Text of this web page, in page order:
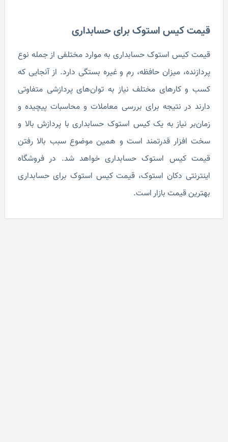
قیمت کیس استوک برای حسابداری
قیمت کیس استوک حسابداری به موارد مختلفی از جمله نوع
پردازنده، میزان حافظه، رم و غیره بستگی دارد. از آنجایی که
کسب و کارهای مختلف نیاز به توان‌های پردازشی متفاوتی
دارند در نتیجه برای بررسی معاملات و محاسبات پیچیده و
زمان‌بر نیاز به یک کیس استوک حسابداری با پردازش بالا و
سخت افزار قدرتمند است و همین موضوع سبب بالا رفتن
قیمت کیس استوک حسابداری خواهد شد. در فروشگاه
اینترنتی دکان استوک، قیمت کیس استوک برای حسابداری
بهترین قیمت بازار است.